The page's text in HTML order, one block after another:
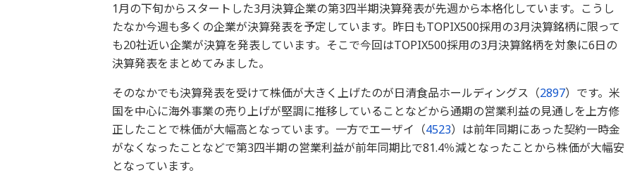
1月の下旬からスタートした3月決算企業の第3四半期決算発表が先週から本格化しています。こうし
たなか今週も多くの企業が決算発表を予定しています。昨日もTOPIX500採用の3月決算銘柄に限って
も20社近い企業が決算を発表しています。そこで今回はTOPIX500採用の3月決算銘柄を対象に6日の
決算発表をまとめてみました。
そのなかでも決算発表を受けて株価が大きく上げたのが日清食品ホールディングス（2897）です。米
国を中心に海外事業の売り上げが堅調に推移していることなどから通期の営業利益の見通しを上方修
正したことで株価が大幅高となっています。一方でエーザイ（4523）は前年同期にあった契約一時金
がなくなったことなどで第3四半期の営業利益が前年同期比で81.4％減となったことから株価が大幅安
となっています。